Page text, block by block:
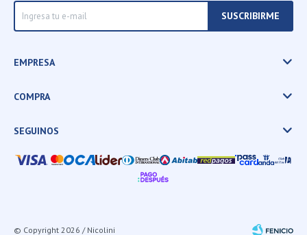
SUSCRIBIRME
EMPRESA
COMPRA
SEGUINOS
© Copyright 2026 / Nicolini